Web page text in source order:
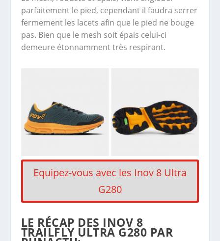
parfaitement le pied, cependant il faudra serrer
fermement les lacets afin que le pied ne bouge
pas. Bien que le mesh soit épais celui-ci
demeure étonnamment très respirant.
Equipez-vous avec les Inov 8 Ultra
G280
LE RÉCAP DES INOV 8
TRAILFLY ULTRA G280 PAR